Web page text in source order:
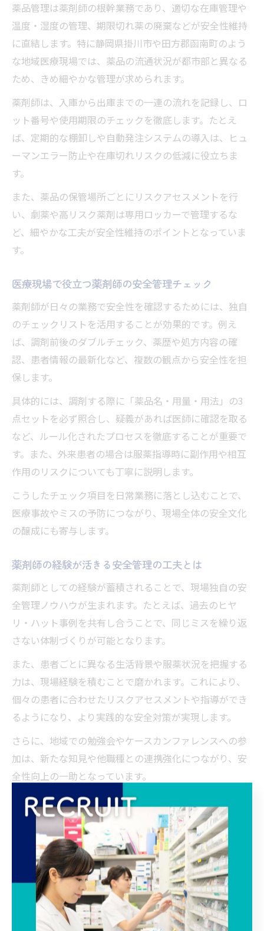
薬品管理は薬剤師の根幹業務であり、適切な在庫管理や
温度・湿度の管理、期限切れ薬の廃棄などが安全性維持
に直結します。特に静岡県掛川市や田方郡函南町のよう
な地域医療現場では、薬品の流通状況が都市部と異なる
ため、きめ細やかな管理が求められます。
薬剤師は、入庫から出庫までの一連の流れを記録し、ロ
ット番号や使用期限のチェックを徹底します。たとえ
ば、定期的な棚卸しや自動発注システムの導入は、ヒュ
ーマンエラー防止や在庫切れリスクの低減に役立ちま
す。
また、薬品の保管場所ごとにリスクアセスメントを行
い、劇薬や高リスク薬剤は専用ロッカーで管理するな
ど、細やかな工夫が安全性維持のポイントとなっていま
す。
医療現場で役立つ薬剤師の安全管理チェック
薬剤師が日々の業務で安全性を確認するためには、独自
のチェックリストを活用することが効果的です。例え
ば、調剤前後のダブルチェック、薬歴や処方内容の確
認、患者情報の最新化など、複数の観点から安全性を担
保します。
具体的には、調剤する際に「薬品名・用量・用法」の3
点セットを必ず照合し、疑義があれば医師に確認を取る
など、ルール化されたプロセスを徹底することが重要で
す。また、外来患者の場合は服薬指導時に副作用や相互
作用のリスクについても丁寧に説明します。
こうしたチェック項目を日常業務に落とし込むことで、
医療事故やミスの予防につながり、現場全体の安全文化
の醸成にも寄与します。
薬剤師の経験が活きる安全管理の工夫とは
薬剤師としての経験が蓄積されることで、現場独自の安
全管理ノウハウが生まれます。たとえば、過去のヒヤ
リ・ハット事例を共有し合うことで、同じミスを繰り返
さない体制づくりが可能となります。
また、患者ごとに異なる生活背景や服薬状況を把握する
力は、現場経験を積むことで磨かれます。これにより、
個々の患者に合わせたリスクアセスメントや指導ができ
るようになり、より実践的な安全対策が実現します。
さらに、地域での勉強会やケースカンファレンスへの参
加は、新たな知見や他職種との連携強化につながり、安
全性向上の一助となっています。
地域に貢献する薬剤師の役割とは何
薬剤師が地域貢献で果たす安全性向上の責務
薬剤師が静岡県掛川市や田方郡函南町で地域医療に貢献